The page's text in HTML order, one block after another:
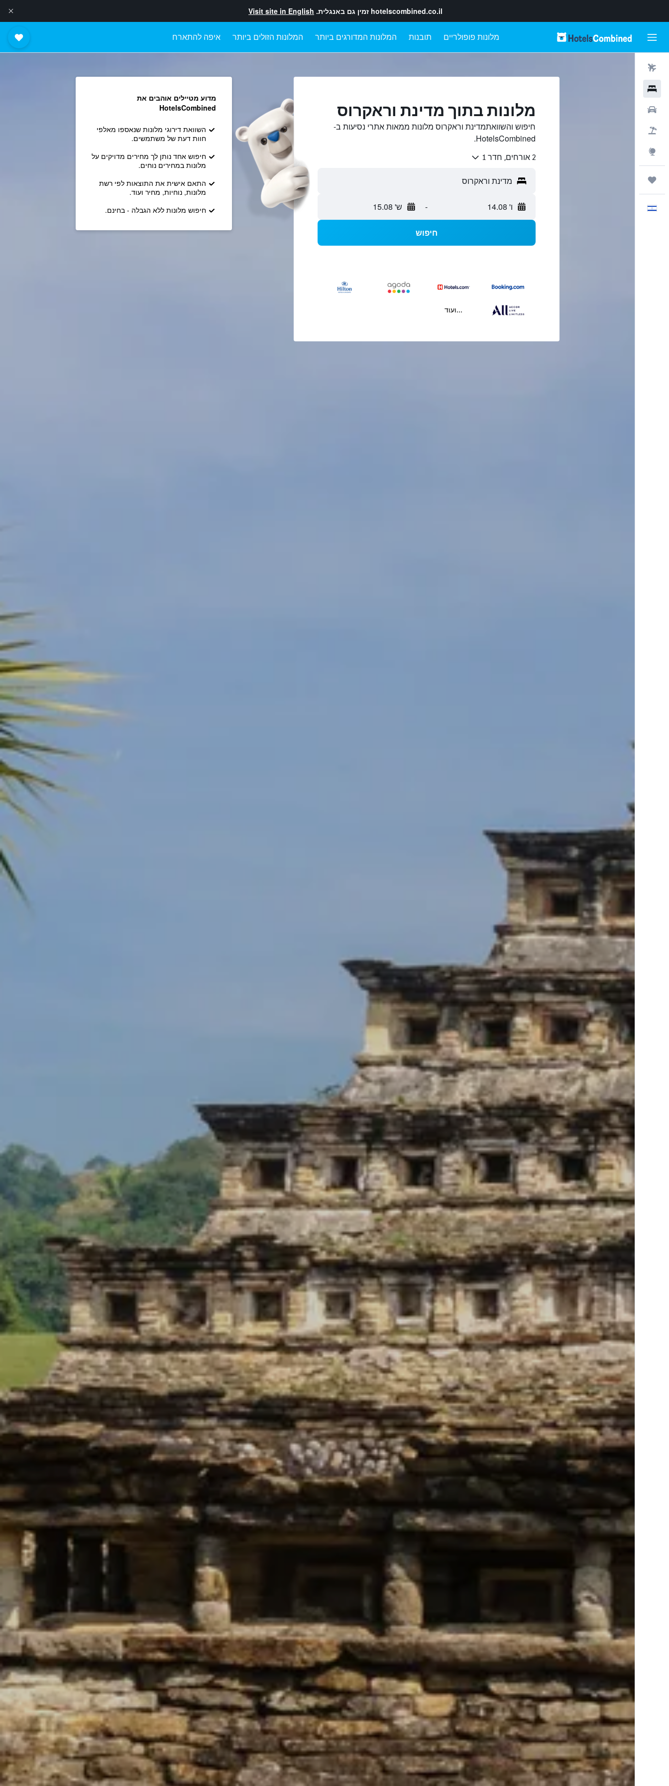
hotelscombined.co.il זמין גם באנגלית. Visit site in English
מלונות פופולריים תובנות המלונות המדורגים ביותר המלונות הזולים ביותר איפה להתארח
מלונות בתוך מדינת וראקרוס
חיפוש והשוואתמדינת וראקרוס מלונות ממאות אתרי נסיעות ב-
HotelsCombined.
2 אורחים, חדר 1
ו' 14.08 - ש' 15.08
חיפוש
...ועוד
מדוע מטיילים אוהבים את
HotelsCombined
השוואת דירוגי מלונות שנאספו מאלפי
חוות דעת של משתמשים.
חיפוש אחד נותן לך מחירים מדויקים על
מלונות במחירים נוחים.
התאם אישית את התוצאות לפי רשת
מלונות, נוחיות, מחיר ועוד.
חיפוש מלונות ללא הגבלה - בחינם.